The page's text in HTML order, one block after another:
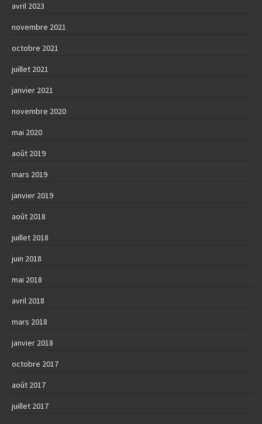
avril 2023
novembre 2021
octobre 2021
juillet 2021
janvier 2021
novembre 2020
mai 2020
août 2019
mars 2019
janvier 2019
août 2018
juillet 2018
juin 2018
mai 2018
avril 2018
mars 2018
janvier 2018
octobre 2017
août 2017
juillet 2017